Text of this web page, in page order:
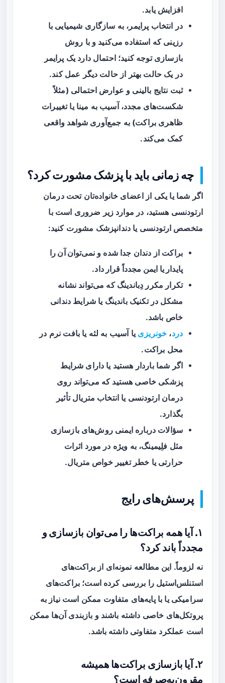
افزایش یابد.
در انتخاب پرایمر، به سازگاری شیمیایی با
رزینی که استفاده می‌کنید و با روش
بازسازی توجه کنید؛ احتمال دارد یک پرایمر
در یک حالت بهتر از حالت دیگر عمل کند.
ثبت نتایج بالینی و عوارض احتمالی (مثلاً
شکست‌های مجدد، آسیب به مینا یا تغییرات
ظاهری براکت) به جمع‌آوری شواهد واقعی
کمک می‌کند.
چه زمانی باید با پزشک مشورت کرد؟
اگر شما یا یکی از اعضای خانواده‌تان تحت درمان
ارتودنسی هستید، در موارد زیر ضروری است با
متخصص ارتودنسی یا دندانپزشک مشورت کنید:
براکت از دندان جدا شده ونمی‌توان آن را
پایدار یا ایمن مجدداً قرار داد.
تکرار مکرر دِباندینگ که می‌تواند نشانه
مشکل در تکنیک باندینگ یا شرایط دندانی
خاص باشد.
درد، خونریزی یا آسیب به لثه یا بافت نرم در
محل براکت.
اگر شما باردار هستید یا دارای شرایط
پزشکی خاصی هستید که می‌تواند روی
درمان ارتودنسی یا انتخاب متریال تأثیر
بگذارد.
سؤالات درباره ایمنی روش‌های بازسازی
مثل فلِیمینگ، به ویژه در مورد اثرات
حرارتی یا خطر تغییر خواص متریال.
پرسش‌های رایج
۱. آیا همه براکت‌ها را می‌توان بازسازی و
مجدداً باند کرد؟
نه لزوماً. این مطالعه نمونه‌ای از براکت‌های
استنلس‌استیل را بررسی کرده است؛ براکت‌های
سرامیکی یا با پایه‌های متفاوت ممکن است نیاز به
پروتکل‌های خاصی داشته باشند و بازبندی آن‌ها ممکن
است عملکرد متفاوتی داشته باشد.
۲. آیا بازسازی براکت‌ها همیشه
مقرون‌به‌صرفه است؟